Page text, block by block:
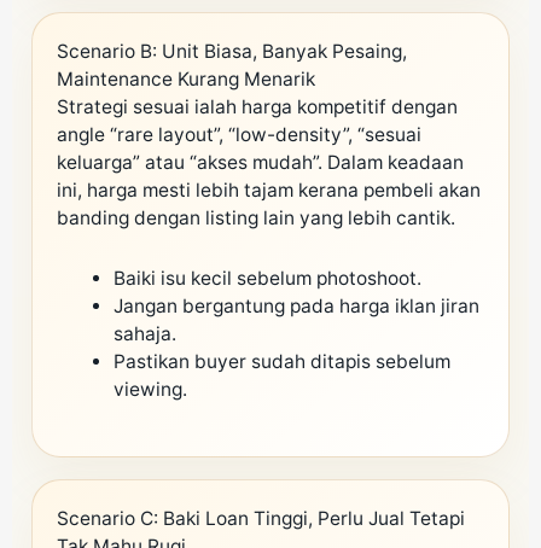
Scenario B: Unit Biasa, Banyak Pesaing,
Maintenance Kurang Menarik
Strategi sesuai ialah harga kompetitif dengan
angle “rare layout”, “low-density”, “sesuai
keluarga” atau “akses mudah”. Dalam keadaan
ini, harga mesti lebih tajam kerana pembeli akan
banding dengan listing lain yang lebih cantik.
Baiki isu kecil sebelum photoshoot.
Jangan bergantung pada harga iklan jiran
sahaja.
Pastikan buyer sudah ditapis sebelum
viewing.
Scenario C: Baki Loan Tinggi, Perlu Jual Tetapi